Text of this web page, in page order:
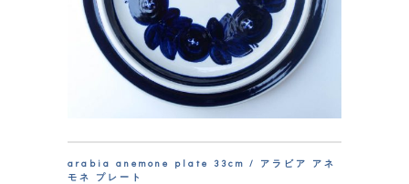
arabia anemone plate 33cm / アラビア アネ
モネ プレート